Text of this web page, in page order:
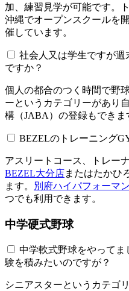
加、練習見学が可能です。
沖縄でオープンスクールを
催しています。
社会人又は学生ですが
ですか？
個人の都合のつく時間で野
ーというカテゴリーがあり
構（JABA）の登録もできま
BEZELのトレーニング
アスリートコース、トレー
BEZEL大分店またはたかひ
ます。
別府ハイパフォーマ
つでも利用できます。
中学硬式野球
中学軟式野球をやって
験を積みたいのですが？
シニアスターというカテゴ